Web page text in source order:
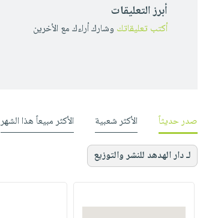
أبرز التعليقات
أكتب تعليقاتك وشارك أراءك مع الأخرين
صدر حديثاً الأكثر شعبية الأكثر مبيعاً هذا الشهر
لـ دار الهدهد للنشر والتوزيع